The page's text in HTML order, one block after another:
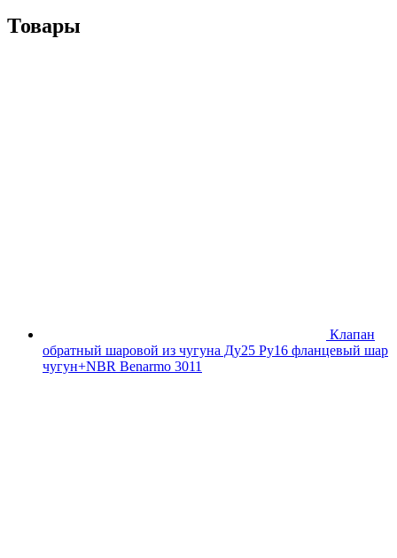
Товары
Клапан
обратный шаровой из чугуна Ду25 Ру16 фланцевый шар
чугун+NBR Benarmo 3011